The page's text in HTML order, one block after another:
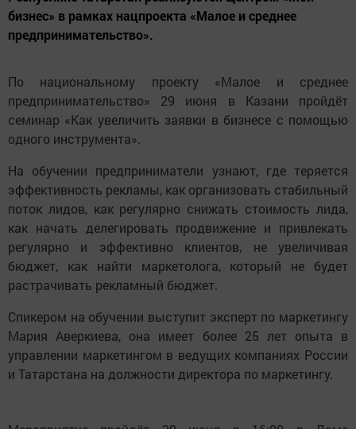
бизнес» в рамках нацпроекта «Малое и среднее
предпринимательство».
По национальному проекту «Малое и среднее
предпринимательство» 29 июня в Казани пройдёт
семинар «Как увеличить заявки в бизнесе с помощью
одного инструмента».
На обучении предприниматели узнают, где теряется
эффективность рекламы, как организовать стабильный
поток лидов, как регулярно снижать стоимость лида,
как начать делегировать продвижение и привлекать
регулярно и эффективно клиентов, не увеличивая
бюджет, как найти маркетолога, который не будет
растрачивать рекламный бюджет.
Спикером на обучении выступит эксперт по маркетингу
Мария Аверкиева, она имеет более 25 лет опыта в
управлении маркетингом в ведущих компаниях России
и Татарстана на должности директора по маркетингу.